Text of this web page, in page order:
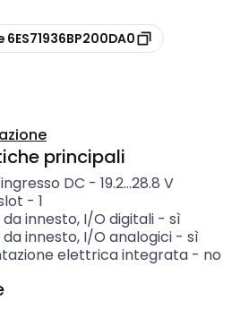
principali
DC - 19.2...28.8 V
- 1
innesto, I/O digitali- sì
innesto, I/O analogici- sì
elettrica integrata- no